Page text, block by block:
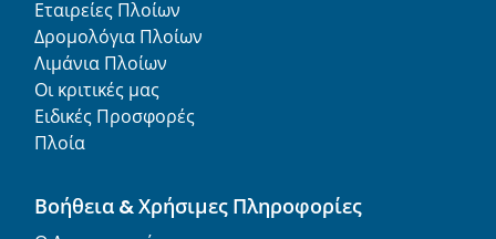
Εταιρείες Πλοίων
Δρομολόγια Πλοίων
Λιμάνια Πλοίων
Οι κριτικές μας
Ειδικές Προσφορές
Πλοία
Βοήθεια & Χρήσιμες Πληροφορίες